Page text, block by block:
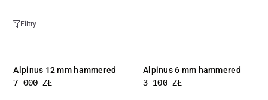
Filtry
Alpinus 12 mm hammered
7 000ZŁ
Alpinus 6 mm hammered
3 100 ZŁ